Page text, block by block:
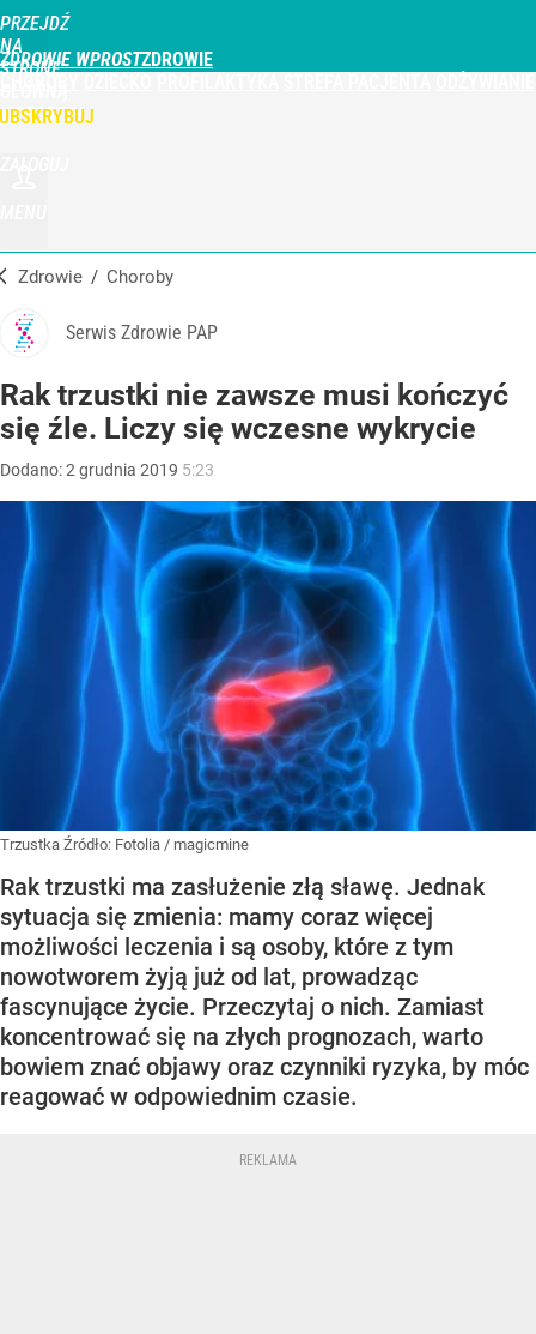
PRZEJDŹ
NA
STRONĘ
WPROST.PL
ZDROWIE WPROST
Zdrowie / Choroby
Serwis Zdrowie PAP
Rak trzustki nie zawsze musi kończyć
się źle. Liczy się wczesne wykrycie
Dodano:2 grudnia 2019 5:23
Trzustka Źródło: Fotolia / magicmine
Rak trzustki ma zasłużenie złą sławę. Jednak
sytuacja się zmienia: mamy coraz więcej
możliwości leczenia i są osoby, które z tym
nowotworem żyją już od lat, prowadząc
fascynujące życie. Przeczytaj o nich. Zamiast
koncentrować się na złych prognozach, warto
bowiem znać objawy oraz czynniki ryzyka, by móc
reagować w odpowiednim czasie.